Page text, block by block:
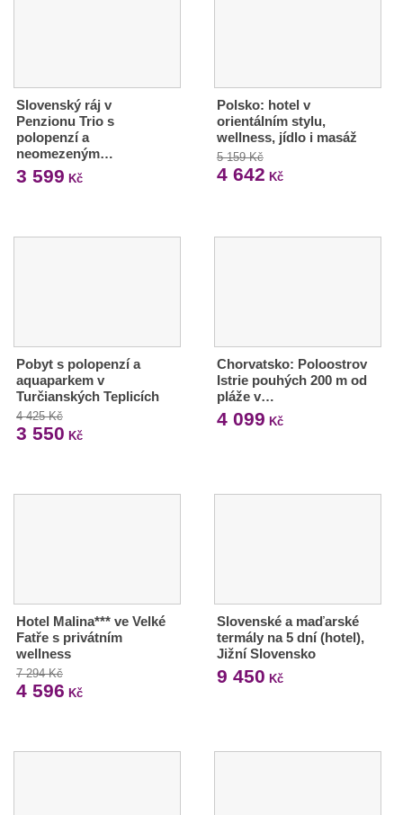
Slovenský ráj v
Penzionu Trio s
polopenzí a
neomezeným…
3 599 Kč
Polsko: hotel v
orientálním stylu,
wellness, jídlo i masáž
5 159 Kč
4 642 Kč
Pobyt s polopenzí a
aquaparkem v
Turčianských Teplicích
4 425 Kč
3 550 Kč
Chorvatsko: Poloostrov
Istrie pouhých 200 m od
pláže v…
4 099 Kč
Hotel Malina*** ve Velké
Fatře s privátním
wellness
7 294 Kč
4 596 Kč
Slovenské a maďarské
termály na 5 dní (hotel),
Jižní Slovensko
9 450 Kč